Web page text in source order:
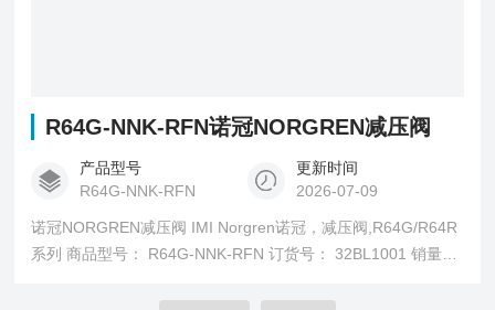
R64G-NNK-RFN诺冠NORGREN减压阀
产品型号
R64G-NNK-RFN
更新时间
2026-07-09
诺冠NORGREN减压阀 IMI Norgren诺冠，减压阀,R64G/R64R
系列 商品型号： R64G-NNK-RFN 订货号： 32BL1001 销量：